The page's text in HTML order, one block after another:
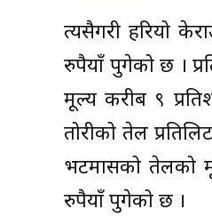
त्यसैगरी हरियो
रुपैयाँ पुगेको छ ।
मूल्य करीब ९
तोरीको तेल
भटमासको तेलको
रुपैयाँ पुगेको छ ।